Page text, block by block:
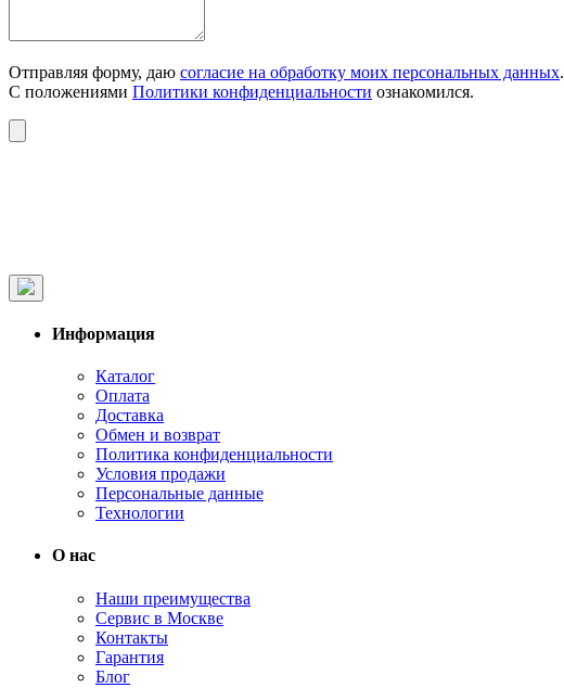
Отправляя форму, даю согласие на обработку моих персональных данных.
С положениями Политики конфиденциальности ознакомился.
Информация
Каталог
Оплата
Доставка
Обмен и возврат
Политика конфиденциальности
Условия продажи
Персональные данные
Технологии
О нас
Наши преимущества
Сервис в Москве
Контакты
Гарантия
Блог